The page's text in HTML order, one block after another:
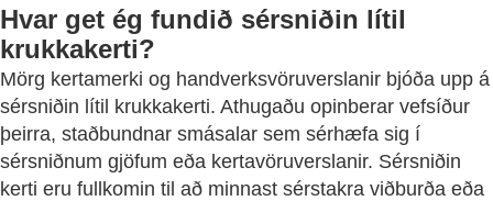
Hvar get ég fundið sérsniðin lítil
krukkakerti?
Mörg kertamerki og handverksvöruverslanir bjóða upp á
sérsniðin lítil krukkakerti. Athugaðu opinberar vefsíður
þeirra, staðbundnar smásalar sem sérhæfa sig í
sérsniðnum gjöfum eða kertavöruverslanir. Sérsniðin
kerti eru fullkomin til að minnast sérstakra viðburða eða